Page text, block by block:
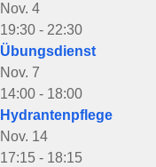
Nov. 4
19:30 - 22:30
Übungsdienst
Nov. 7
14:00 - 18:00
Hydrantenpflege
Nov. 14
17:15 - 18:15